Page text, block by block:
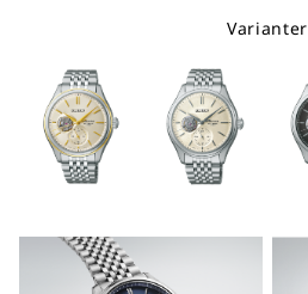
Varianter